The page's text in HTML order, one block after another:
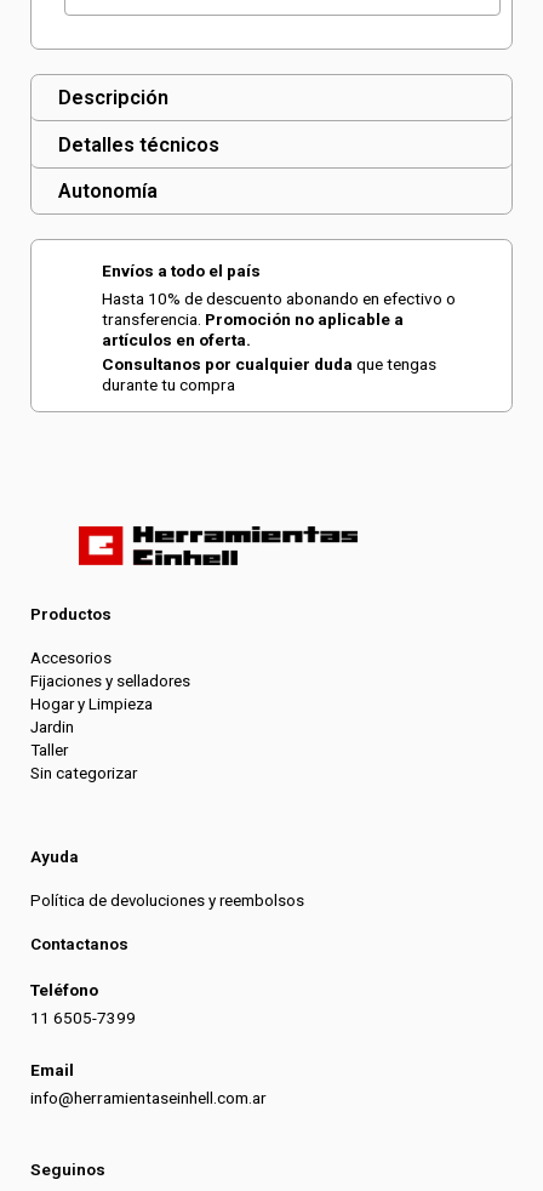
Descripción
Detalles técnicos
Autonomía
Envíos a todo el país
Hasta 10% de descuento abonando en efectivo o
transferencia. Promoción no aplicable a
artículos en oferta.
Consultanos por cualquier duda que tengas
durante tu compra
Productos
Accesorios
Fijaciones y selladores
Hogar y Limpieza
Jardin
Taller
Sin categorizar
Ayuda
Política de devoluciones y reembolsos
Contactanos
Teléfono
11 6505-7399
Email
info@herramientaseinhell.com.ar
Seguinos